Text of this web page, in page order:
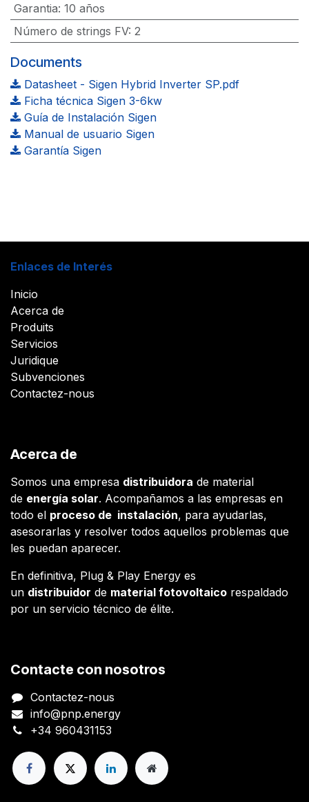
Garantia: 10 años
Número de strings FV: 2
Documents
Datasheet - Sigen Hybrid Inverter SP.pdf
Ficha técnica Sigen 3-6kw
Guía de Instalación Sigen
Manual de usuario Sigen
Garantía Sigen
Enlaces de Interés
Inicio
Acerca de
Produits
Servicios
Juridique
Subvenciones
Contactez-nous
Acerca de
Somos una empresa distribuidora de material
de energía solar. Acompañamos a las empresas en
todo el proceso de instalación, para ayudarlas,
asesorarlas y resolver todos aquellos problemas que
les puedan aparecer.
En definitiva, Plug & Play Energy es
un distribuidor de material fotovoltaico respaldado
por un servicio técnico de élite.
Contacte con nosotros
Contactez-nous
info@pnp.energy
+34 960431153